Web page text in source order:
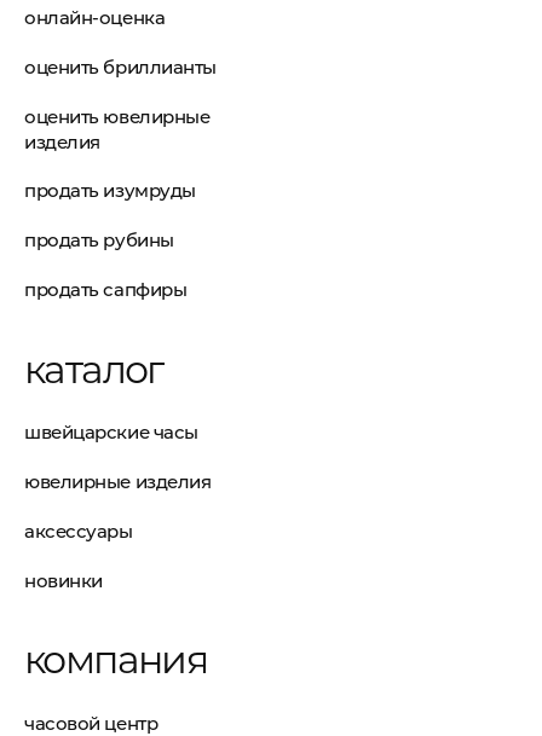
онлайн-оценка
оценить бриллианты
оценить ювелирные
изделия
продать изумруды
продать рубины
продать сапфиры
каталог
швейцарские часы
ювелирные изделия
аксессуары
новинки
компания
часовой центр